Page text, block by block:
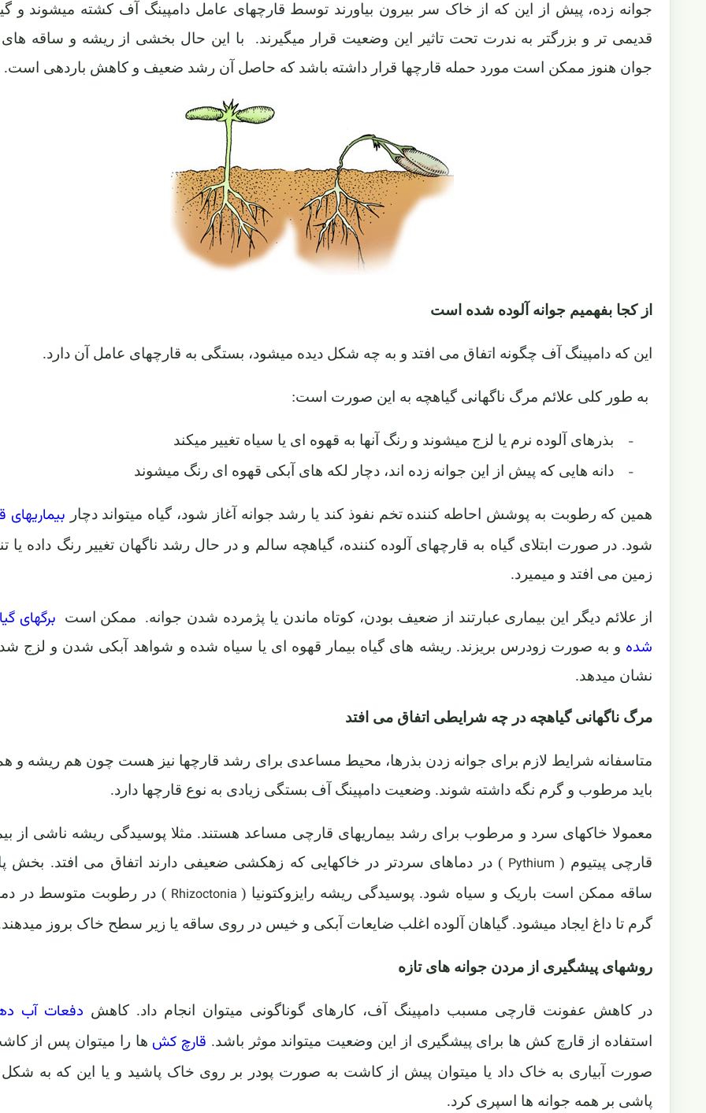
جوانه زده، پیش از این که از خاک سر بیرون بیاورند توسط قارچهای عامل دامپینگ آف کشته میشوند و
قدیمی تر و بزرگتر به ندرت تحت تاثیر این وضعیت قرار میگیرند. با این حال بخشی از ریشه و ساقه های
جوان هنوز ممکن است مورد حمله قارچها قرار داشته باشد که حاصل آن رشد ضعیف و کاهش باردهی است.
از کجا بفهمیم جوانه آلوده شده است
این که دامپینگ آف چگونه اتفاق می افتد و به چه شکل دیده میشود، بستگی به قارچهای عامل آن دارد.
به طور کلی علائم مرگ ناگهانی گیاهچه به این صورت است:
- بذرهای آلوده نرم یا لزج میشوند و رنگ آنها به قهوه ای یا سیاه تغییر میکند
- دانه هایی که پیش از این جوانه زده اند، دچار لکه های آبکی قهوه ای رنگ میشوند
همین که رطوبت به پوشش احاطه کننده تخم نفوذ کند یا رشد جوانه آغاز شود، گیاه میتواند دچار بیماریهای
شود. در صورت ابتلای گیاه به قارچهای آلوده کننده، گیاهچه سالم و در حال رشد ناگهان تغییر رنگ داده یا
زمین می افتد و میمیرد.
از علائم دیگر این بیماری عبارتند از ضعیف بودن، کوتاه ماندن یا پژمرده شدن جوانه. ممکن است
برگهای
شده و به صورت زودرس بریزند. ریشه های گیاه بیمار قهوه ای یا سیاه شده و شواهد آبکی شدن و لزج
نشان میدهد.
مرگ ناگهانی گیاهچه در چه شرایطی اتفاق می افتد
متاسفانه شرایط لازم برای جوانه زدن بذرها، محیط مساعدی برای رشد قارچها نیز هست چون هم ریشه و
باید مرطوب و گرم نگه داشته شوند. وضعیت دامپینگ آف بستگی زیادی به نوع قارچها دارد.
معمولا خاکهای سرد و مرطوب برای رشد بیماریهای قارچی مساعد هستند. مثلا پوسیدگی ریشه ناشی از
قارچی پیتیوم ( Pythium ) در دماهای سردتر در خاکهایی که زهکشی ضعیفی دارند اتفاق می افتد. بخش
ساقه ممکن است باریک و سیاه شود. پوسیدگی ریشه رایزوکتونیا ( Rhizoctonia ) در رطوبت متوسط در
گرم تا داغ ایجاد میشود. گیاهان آلوده اغلب ضایعات آبکی و خیس در روی ساقه یا زیر سطح خاک بروز
روشهای پیشگیری از مردن جوانه های تازه
در کاهش عفونت قارچی مسبب دامپینگ آف، کارهای گوناگونی میتوان انجام داد. کاهش دفعات آب
استفاده از قارچ کش ها برای پیشگیری از این وضعیت میتواند موثر باشد. قارچ کش ها را میتوان پس از
صورت آبیاری به خاک داد یا میتوان پیش از کاشت به صورت پودر بر روی خاک پاشید و یا این که به شکل
پاشی بر همه جوانه ها اسپری کرد.